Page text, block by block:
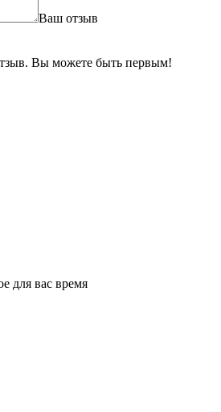
Ваш отзыв
Вы можете быть первым!
для вас время